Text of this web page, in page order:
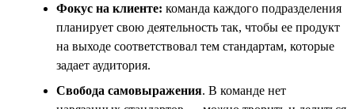
Фокус на клиенте: команда каждого подразделения
планирует свою деятельность так, чтобы ее продукт
на выходе соответствовал тем стандартам, которые
задает аудитория.
Свобода самовыражения. В команде нет